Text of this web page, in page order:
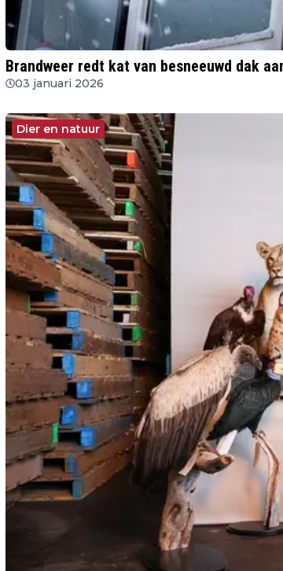
Brandweer redt kat van besneeuwd dak
03 januari 2026
Dier en natuur